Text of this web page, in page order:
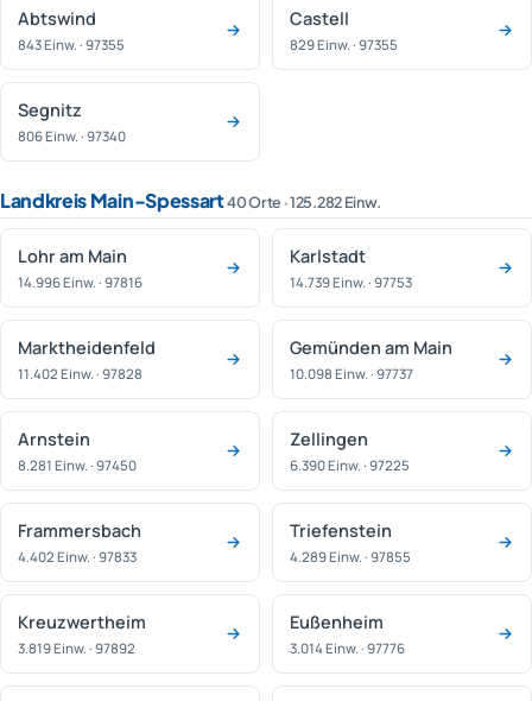
Abtswind
843 Einw. · 97355
Castell
829 Einw. · 97355
Segnitz
806 Einw. · 97340
Landkreis Main-Spessart40 Orte · 125.282 Einw.
Lohr am Main
14.996 Einw. · 97816
Karlstadt
14.739 Einw. · 97753
Marktheidenfeld
11.402 Einw. · 97828
Gemünden am Main
10.098 Einw. · 97737
Arnstein
8.281 Einw. · 97450
Zellingen
6.390 Einw. · 97225
Frammersbach
4.402 Einw. · 97833
Triefenstein
4.289 Einw. · 97855
Kreuzwertheim
3.819 Einw. · 97892
Eußenheim
3.014 Einw. · 97776